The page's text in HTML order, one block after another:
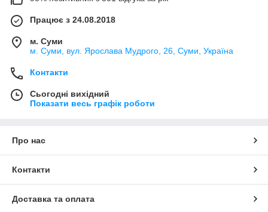
Працює з 24.08.2018
м. Суми
м. Суми, вул. Ярослава Мудрого, 26, Суми, Україна
Контакти
Сьогодні вихідний
Показати весь графік роботи
Про нас
Контакти
Доставка та оплата